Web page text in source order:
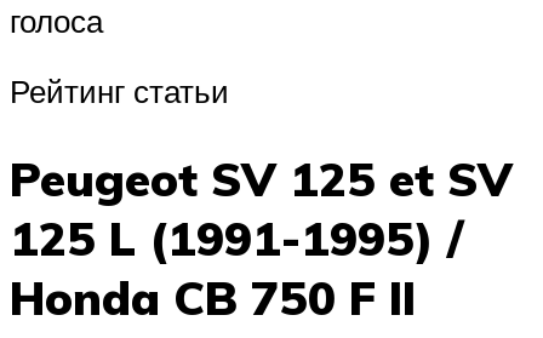
голоса
Рейтинг статьи
Peugeot SV 125 et SV
125 L (1991-1995) /
Honda CB 750 F II